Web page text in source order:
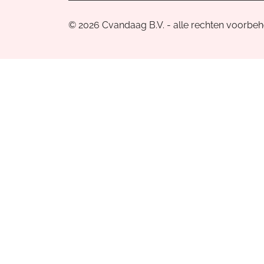
© 2026 Cvandaag B.V. - alle rechten